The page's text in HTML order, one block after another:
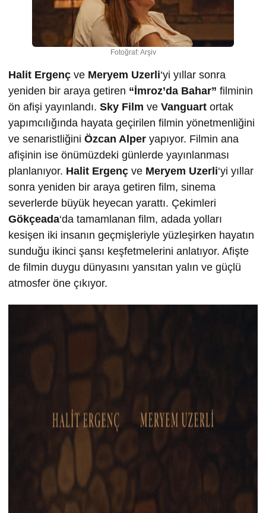
Fotoğraf: Arşiv
Halit Ergenç ve Meryem Uzerli‘yi yıllar sonra
yeniden bir araya getiren “İmroz’da Bahar” filminin
ön afişi yayınlandı. Sky Film ve Vanguart ortak
yapımcılığında hayata geçirilen filmin yönetmenliğini
ve senaristliğini Özcan Alper yapıyor. Filmin ana
afişinin ise önümüzdeki günlerde yayınlanması
planlanıyor. Halit Ergenç ve Meryem Uzerli‘yi yıllar
sonra yeniden bir araya getiren film, sinema
severlerde büyük heyecan yarattı. Çekimleri
Gökçeada‘da tamamlanan film, adada yolları
kesişen iki insanın geçmişleriyle yüzleşirken hayatın
sunduğu ikinci şansı keşfetmelerini anlatıyor. Afişte
de filmin duygu dünyasını yansıtan yalın ve güçlü
atmosfer öne çıkıyor.